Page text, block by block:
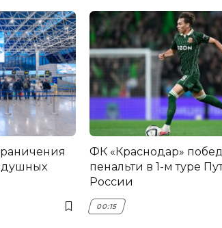
ФК «Краснодар»
пенальти в 1-м туре
России
00:15